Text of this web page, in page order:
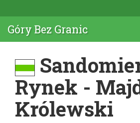
Góry Bez Granic
Rynek -
Królewski